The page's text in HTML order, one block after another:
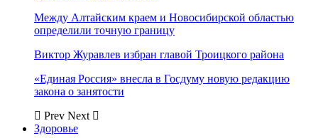
Между Алтайским краем и Новосибирской областью
определили точную границу
Виктор Журавлев избран главой Троицкого района
«Единая Россия» внесла в Госдуму новую редакцию
закона о занятости
Prev Next
Здоровье